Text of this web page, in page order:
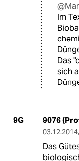
Im
Das
sich
9G 9076
03.12.2014,
Das